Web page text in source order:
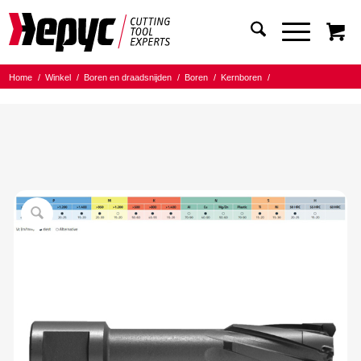
Home / Winkel / Boren en draadsnijden / Boren / Kernboren
/